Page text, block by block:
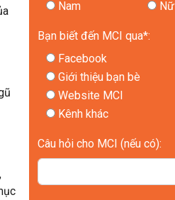
,
Nam
Nữ
Bạn biết đến MCI qua*:
Facebook
Giới thiệu bạn bè
Website MCI
Kênh khác
Câu hỏi cho MCI (nếu có):